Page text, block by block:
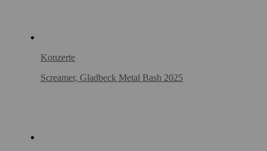
Konzerte
Screamer, Gladbeck Metal Bash 2025